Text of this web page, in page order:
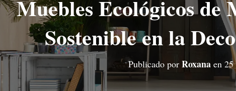
Muebles Ecológicos de
Sostenible en la
Publicado por Roxanaen 25